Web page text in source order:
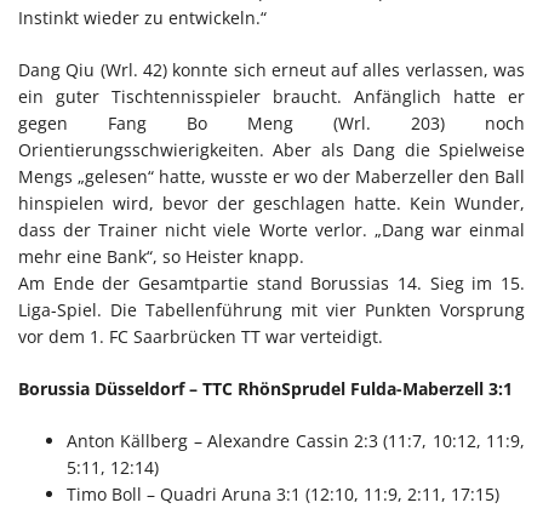
Instinkt wieder zu entwickeln.“
Dang Qiu (Wrl. 42) konnte sich erneut auf alles verlassen, was
ein guter Tischtennisspieler braucht. Anfänglich hatte er
gegen Fang Bo Meng (Wrl. 203) noch
Orientierungsschwierigkeiten. Aber als Dang die Spielweise
Mengs „gelesen“ hatte, wusste er wo der Maberzeller den Ball
hinspielen wird, bevor der geschlagen hatte. Kein Wunder,
dass der Trainer nicht viele Worte verlor. „Dang war einmal
mehr eine Bank“, so Heister knapp.
Am Ende der Gesamtpartie stand Borussias 14. Sieg im 15.
Liga-Spiel. Die Tabellenführung mit vier Punkten Vorsprung
vor dem 1. FC Saarbrücken TT war verteidigt.
Borussia Düsseldorf – TTC RhönSprudel Fulda-Maberzell 3:1
Anton Källberg – Alexandre Cassin 2:3 (11:7, 10:12, 11:9,
5:11, 12:14)
Timo Boll – Quadri Aruna 3:1 (12:10, 11:9, 2:11, 17:15)